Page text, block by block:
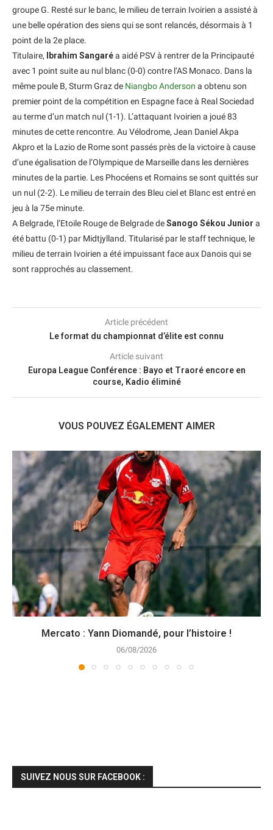
groupe G. Resté sur le banc, le milieu de terrain Ivoirien a assisté à
une belle opération des siens qui se sont relancés, désormais à 1
point de la 2e place.
Titulaire,
Ibrahim Sangaréa aidé PSV à rentrer de la Principauté
avec 1 point suite au nul blanc (0-0) contre l’AS Monaco. Dans la
même poule B, Sturm Graz de Niangbo Anderson a obtenu son
premier point de la compétition en Espagne face à Real Sociedad
au terme d’un match nul (1-1). L’attaquant Ivoirien a joué 83
minutes de cette rencontre. Au Vélodrome, Jean Daniel Akpa
Akpro et la Lazio de Rome sont passés près de la victoire à cause
d’une égalisation de l’Olympique de Marseille dans les dernières
minutes de la partie. Les Phocéens et Romains se sont quittés sur
un nul (2-2). Le milieu de terrain des Bleu ciel et Blanc est entré en
jeu à la 75e minute.
A Belgrade, l’Etoile Rouge de Belgrade deSanogo Sékou Junior a
été battu (0-1) par Midtjylland. Titularisé par le staff technique, le
milieu de terrain Ivoirien a été impuissant face aux Danois qui se
sont rapprochés au classement.
Article précédent
Le format du championnat d’élite est connu
Article suivant
Europa League Conférence : Bayo et Traoré encore en
course, Kadio éliminé
VOUS POUVEZ ÉGALEMENT AIMER
Mercato : Yann Diomandé, pour l’histoire !
06/08/2026
SUIVEZ NOUS SUR FACEBOOK :